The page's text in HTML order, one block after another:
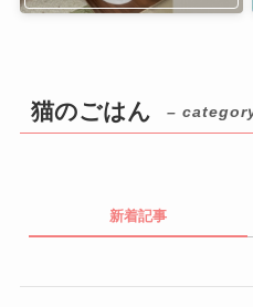
猫のごはん –
新着記事